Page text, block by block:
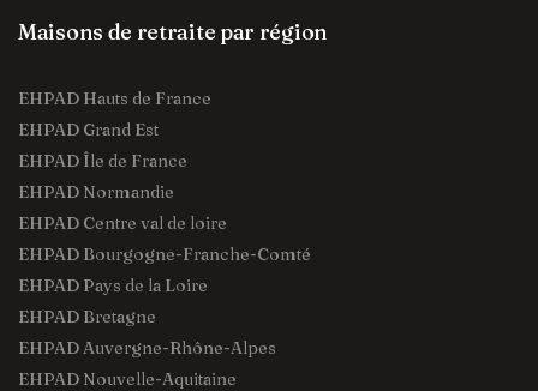
Maisons de retraite par région
EHPAD Hauts de France
EHPAD Grand Est
EHPAD Île de France
EHPAD Normandie
EHPAD Centre val de loire
EHPAD Bourgogne-Franche-Comté
EHPAD Pays de la Loire
EHPAD Bretagne
EHPAD Auvergne-Rhône-Alpes
EHPAD Nouvelle-Aquitaine